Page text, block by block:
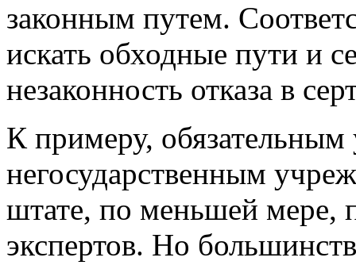
законным путем.
искать обходные пути и
незаконность отказа в
К примеру,
негосударственным
штате, по меньшей мере,
экспертов. Но